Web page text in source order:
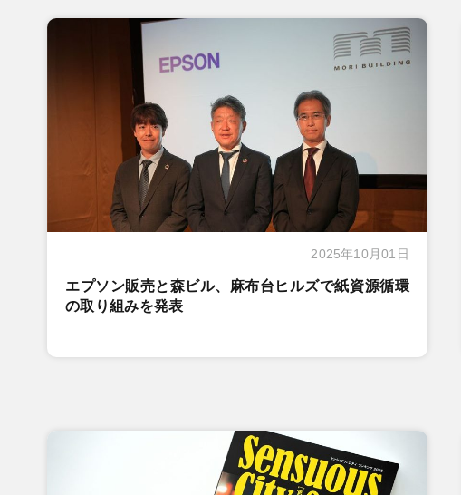
2025年10月01日
エプソン販売と森ビル、麻布台ヒルズで紙資源循環
の取り組みを発表